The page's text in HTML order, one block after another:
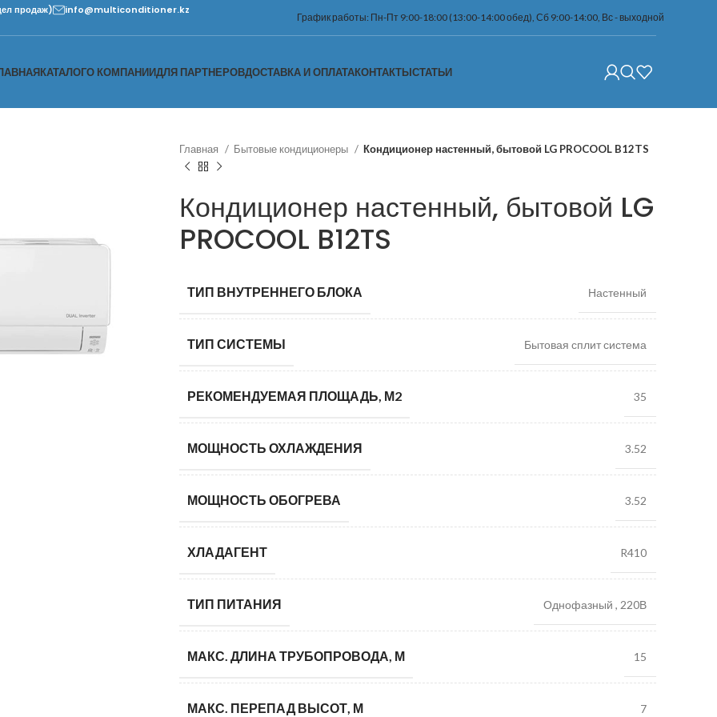
продаж) info@multiconditioner.kz
График работы: Пн-Пт 9:00-18:00 (13:00-14:00 обед), Сб 9:00-14:00, Вс - выходной
КАТАЛОГО КОМПАНИИДЛЯ ПАРТНЕРОВДОСТАВКА И ОПЛАТАКОНТАКТЫСТАТЬИ
Главная Бытовые кондиционеры Кондиционер настенный, бытовой LG PROCOOL B12TS
Кондиционер настенный, бытовой LG
PROCOOL B12TS
ТИП ВНУТРЕННЕГО БЛОКА Настенный
ТИП СИСТЕМЫ Бытовая сплит система
РЕКОМЕНДУЕМАЯ ПЛОЩАДЬ, М2 35
МОЩНОСТЬ ОХЛАЖДЕНИЯ 3.52
МОЩНОСТЬ ОБОГРЕВА 3.52
ХЛАДАГЕНТ R410
ТИП ПИТАНИЯ Однофазный , 220В
МАКС. ДЛИНА ТРУБОПРОВОДА, М 15
МАКС. ПЕРЕПАД ВЫСОТ, М 7